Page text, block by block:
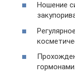
Ношение
гормонами.